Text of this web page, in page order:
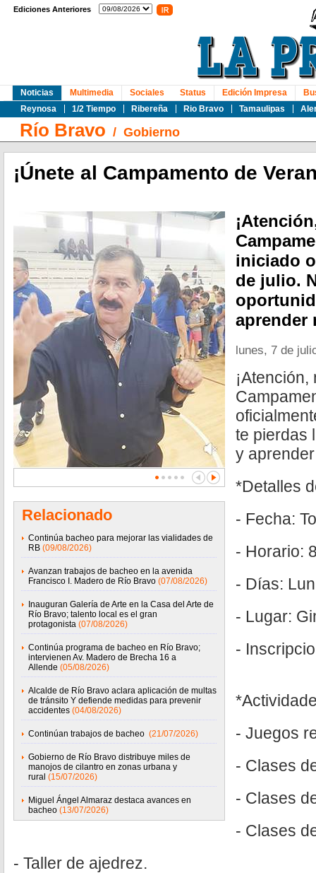
Ediciones Anteriores
Noticias
Reynosa
1/2 Tiempo Ribereña Rio Bravo Tamaulipas
Multimedia Sociales Status Edición Impresa
Río Bravo / Gobierno
¡Únete al Campamento de
Relacionado
Continúa bacheo para mejorar las vialidades de
RB (09/08/2026)
Avanzan trabajos de bacheo en la avenida
Francisco I. Madero de Río Bravo (07/08/2026)
Inauguran Galería de Arte en la Casa del Arte de
Río Bravo; talento local es el gran
protagonista (07/08/2026)
Continúa programa de bacheo en Río Bravo;
intervienen Av. Madero de Brecha 16 a
Allende (05/08/2026)
Alcalde de Río Bravo aclara aplicación de multas
de tránsito Y defiende medidas para prevenir
accidentes (04/08/2026)
Continúan trabajos de bacheo (21/07/2026)
Gobierno de Río Bravo distribuye miles de
manojos de cilantro en zonas urbana y
rural (15/07/2026)
Miguel Ángel Almaraz destaca avances en
bacheo (13/07/2026)
iniciado
de julio.
aprender
lunes, 7 de
te pierdas
y
*Detalles
- Fecha:
- Horario:
- Días:
- Lugar:
-
- Juegos
- Clases
- Clases
- Clases
- Taller de ajedrez.